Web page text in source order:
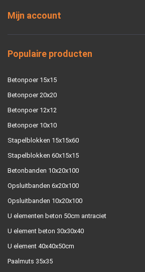
Mijn account
Populaire producten
Betonpoer 15x15
Betonpoer 20x20
Betonpoer 12x12
Betonpoer 10x10
Stapelblokken 15x15x60
Stapelblokken 60x15x15
Betonbanden 10x20x100
Opsluitbanden 6x20x100
Opsluitbanden 10x20x100
U elementen beton 50cm antraciet
U element beton 30x30x40
U element 40x40x50cm
Paalmuts 35x35